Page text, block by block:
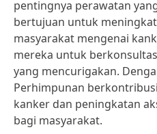
pentingnya perawatan
bertujuan untuk
masyarakat mengenai
mereka untuk
yang mencurigakan.
Perhimpunan
kanker dan peningkatan
bagi masyarakat.